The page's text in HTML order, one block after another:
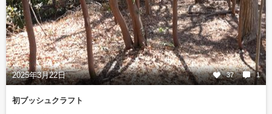
2025年3月22日 37 1
初ブッシュクラフト